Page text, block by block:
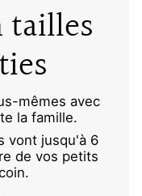
tailles
mêmes avec
la famille.
vont jusqu'à 6
de vos petits